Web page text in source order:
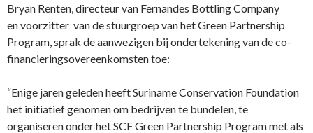
Bryan Renten, directeur van Fernandes Bottling Company
en voorzitter van de stuurgroep van het Green Partnership
Program, sprak de aanwezigen bij ondertekening van de co-
financieringsovereenkomsten toe:
“Enige jaren geleden heeft Suriname Conservation Foundation
het initiatief genomen om bedrijven te bundelen, te
organiseren onder het SCF Green Partnership Program met als